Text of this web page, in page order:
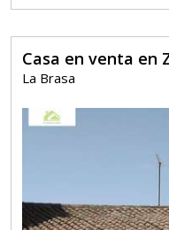
Casa en venta en
La Brasa